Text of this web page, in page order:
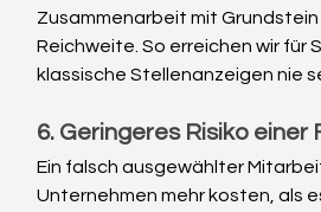
Zusammenarbeit mit Grundstein
Reichweite. So erreichen wir für
klassische Stellenanzeigen nie
6. Geringeres Risiko einer
Ein falsch ausgewählter
Unternehmen mehr kosten, als